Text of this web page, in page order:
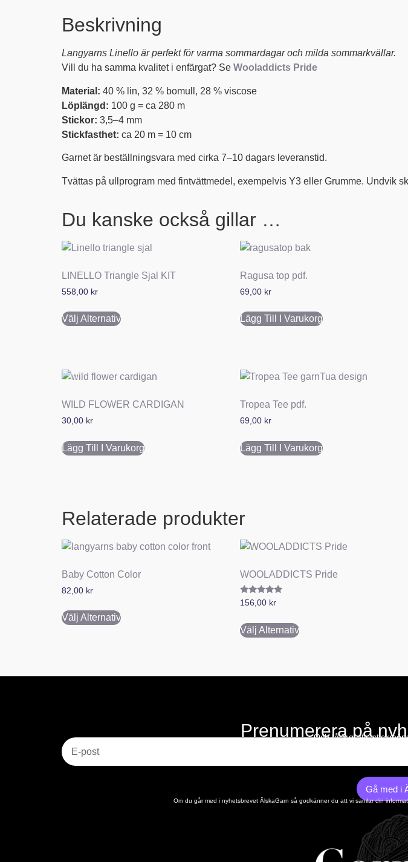
Beskrivning
Langyarns Linello är perfekt för varma sommardagar och milda sommarkvällar.
Vill du ha samma kvalitet i enfärgat? Se Wooladdicts Pride
Material: 40 % lin, 32 % bomull, 28 % viscose
Löplängd: 100 g = ca 280 m
Stickor: 3,5–4 mm
Stickfasthet: ca 20 m = 10 cm
Garnet är beställningsvara med cirka 7–10 dagars leveranstid.
Tvättas på ullprogram med fintvättmedel, exempelvis Y3 eller Grumme. Undvik
Du kanske också gillar …
LINELLO Triangle Sjal KIT
558,00 kr
Välj Alternativ
Ragusa top pdf.
69,00 kr
Lägg Till I Varukorg
WILD FLOWER CARDIGAN
30,00 kr
Lägg Till I Varukorg
Tropea Tee pdf.
69,00 kr
Lägg Till I Varukorg
Relaterade produkter
Baby Cotton Color
82,00 kr
Välj Alternativ
WOOLADDICTS Pride
Betygsatt
156,00 kr
Välj Alternativ
Prenumerera på
Och få 3 gratis
Gå med i
Om du går med i nyhetsbrevet ÄlskaGarn så godkänner du att vi samlar din